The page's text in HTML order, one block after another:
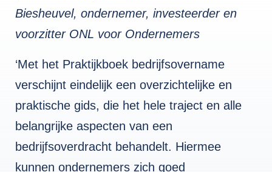
Biesheuvel, ondernemer, investeerder en
voorzitter ONL voor Ondernemers
‘Met het Praktijkboek bedrijfsovername
verschijnt eindelijk een overzichtelijke en
praktische gids, die het hele traject en alle
belangrijke aspecten van een
bedrijfsoverdracht behandelt. Hiermee
kunnen ondernemers zich goed